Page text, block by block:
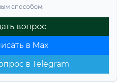
способом:
вопрос
в Max
в Telegram